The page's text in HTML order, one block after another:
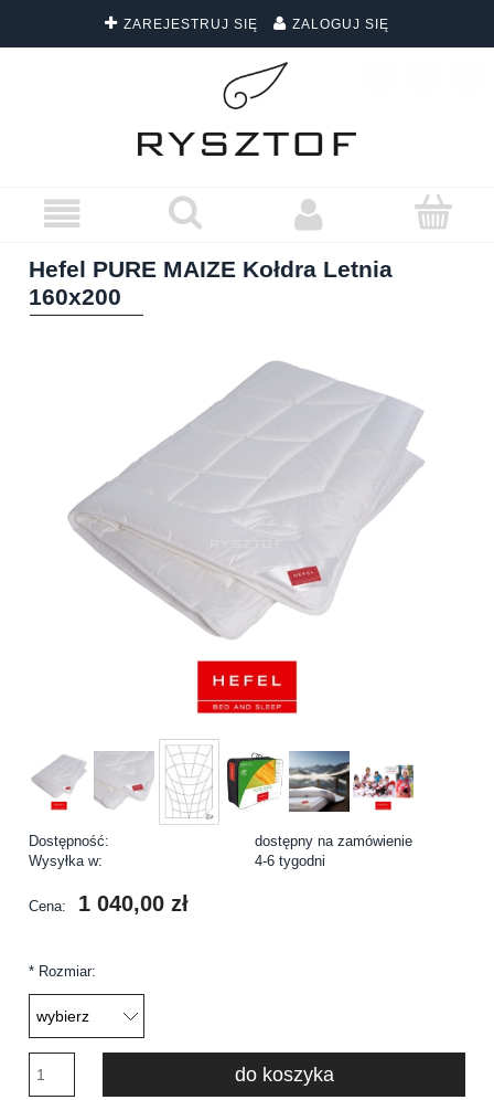
ZAREJESTRUJ SIĘ ZALOGUJ SIĘ
DARMOWA DOSTAWA WSZYSTKICH ZAMÓWIEŃ
Hefel PURE MAIZE Kołdra Letnia
160x200
Dostępność:
dostępny na zamówienie
Wysyłka w:
4-6 tygodni
Cena: 1 040,00 zł
* Rozmiar:
do koszyka